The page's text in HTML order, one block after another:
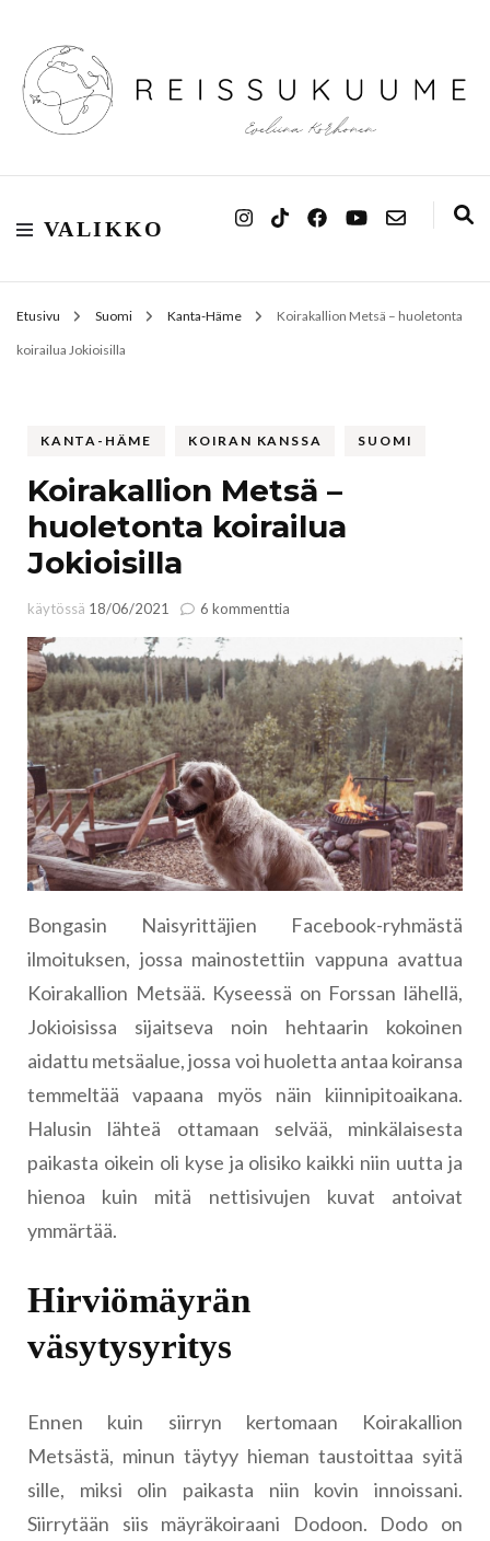
Reissukuume
VALIKKO
Etusivu Suomi Kanta-Häme Koirakallion Metsä – huoletonta
koirailua Jokioisilla
KANTA-HÄME KOIRAN KANSSA SUOMI
Koirakallion Metsä –
huoletonta koirailua
Jokioisilla
käytössä 18/06/2021 6 kommenttia
–
huoletonta
koirailua
Jokioisilla
Bongasin Naisyrittäjien Facebook-ryhmästä
ilmoituksen, jossa mainostettiin vappuna avattua
Koirakallion Metsää. Kyseessä on Forssan lähellä,
Jokioisissa sijaitseva noin hehtaarin kokoinen
aidattu metsäalue, jossa voi huoletta antaa koiransa
temmeltää vapaana myös näin kiinnipitoaikana.
Halusin lähteä ottamaan selvää, minkälaisesta
paikasta oikein oli kyse ja olisiko kaikki niin uutta ja
hienoa kuin mitä nettisivujen kuvat antoivat
ymmärtää.
Hirviömäyrän
väsytysyritys
Ennen kuin siirryn kertomaan Koirakallion
Metsästä, minun täytyy hieman taustoittaa syitä
sille, miksi olin paikasta niin kovin innoissani.
Siirrytään siis mäyräkoiraani Dodoon. Dodo on